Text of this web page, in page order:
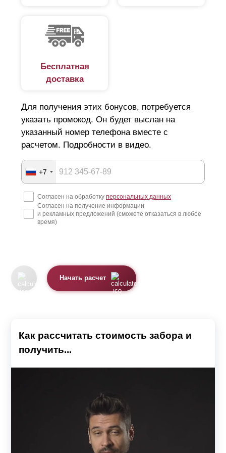
проводятся точные замеры. Кроме этого, мы
предоставляем возможность купить у нас полный
Бесплатная
доставка
Для получения этих бонусов, потребуется
указать промокод. Он будет выслан на
указанный номер телефона вместе с
расчетом. Подробности в видео.
+7
Согласен на обработку персональных данных
Согласен на получение информации
и рекламных предложений (сможете отказаться в любое
время)
Начать расчет
Как рассчитать стоимость забора и
получить...